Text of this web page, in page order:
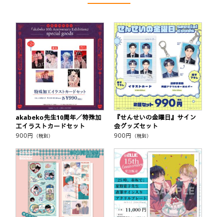
akabeko先生10周年／特殊加
工イラストカードセット
900円 （税別）
『せんせいの金曜日』サイン
会グッズセット
900円 （税別）